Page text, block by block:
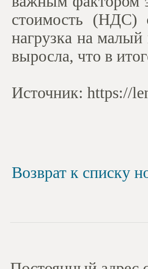
стоимость (НДС)
нагрузка на
выросла, что в
Источник: https://
Возврат к списку